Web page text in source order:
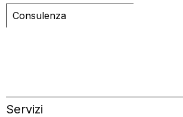
Consulenza
Servizi